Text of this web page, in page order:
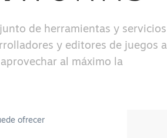
de herramientas y servicios
y editores de juegos a
al máximo la
ofrecer